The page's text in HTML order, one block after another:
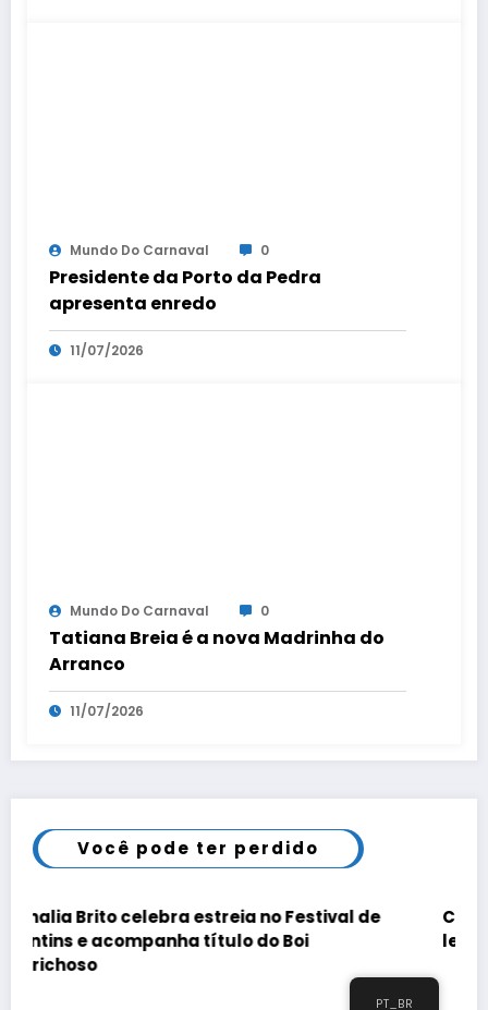
Mundo Do Carnaval 0
Presidente da Porto da Pedra
apresenta enredo
11/07/2026
Mundo Do Carnaval 0
Tatiana Breia é a nova Madrinha do
Arranco
11/07/2026
Você pode ter perdido
no Festival de
título do Boi
Com mais de duas mil
leva leitura e cultura para
PT_BR